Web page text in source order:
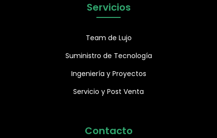
Servicios
Team de Lujo
Suministro de Tecnología
Ingeniería y Proyectos
Servicio y Post Venta
Contacto